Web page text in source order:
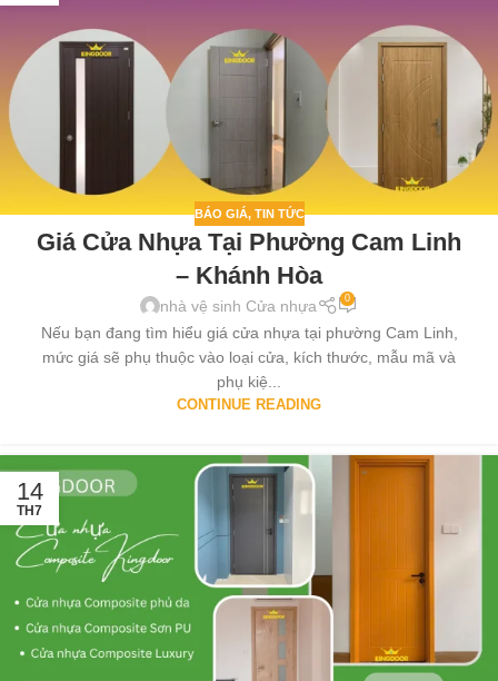
BÁO GIÁ, TIN TỨC
Giá Cửa Nhựa Tại Phường Cam Linh
– Khánh Hòa
nhà vệ sinh Cửa nhựa 0
Nếu bạn đang tìm hiểu giá cửa nhựa tại phường Cam Linh,
mức giá sẽ phụ thuộc vào loại cửa, kích thước, mẫu mã và
phụ kiệ...
CONTINUE READING
14
TH7